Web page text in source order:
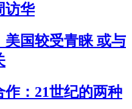
访华
美国较受青睐 或与
：21世纪的两种